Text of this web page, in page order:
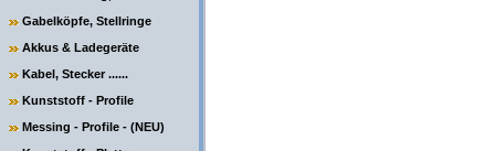
Gabelköpfe, Stellringe
Akkus & Ladegeräte
Kabel, Stecker ......
Kunststoff - Profile
Messing - Profile - (NEU)